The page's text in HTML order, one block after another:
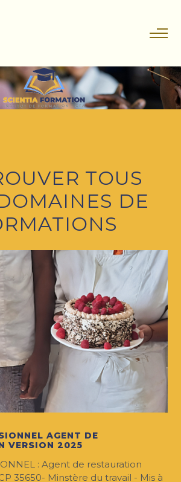
TOUS
DE
AGENT DE
VERSION 2025
: Agent de restauration
35650- Minstère du travail - Mis à